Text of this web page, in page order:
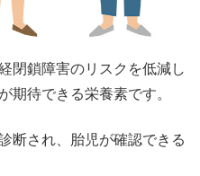
閉鎖障害のリスクを低減し
期待できる栄養素です。
断され、胎児が確認できる